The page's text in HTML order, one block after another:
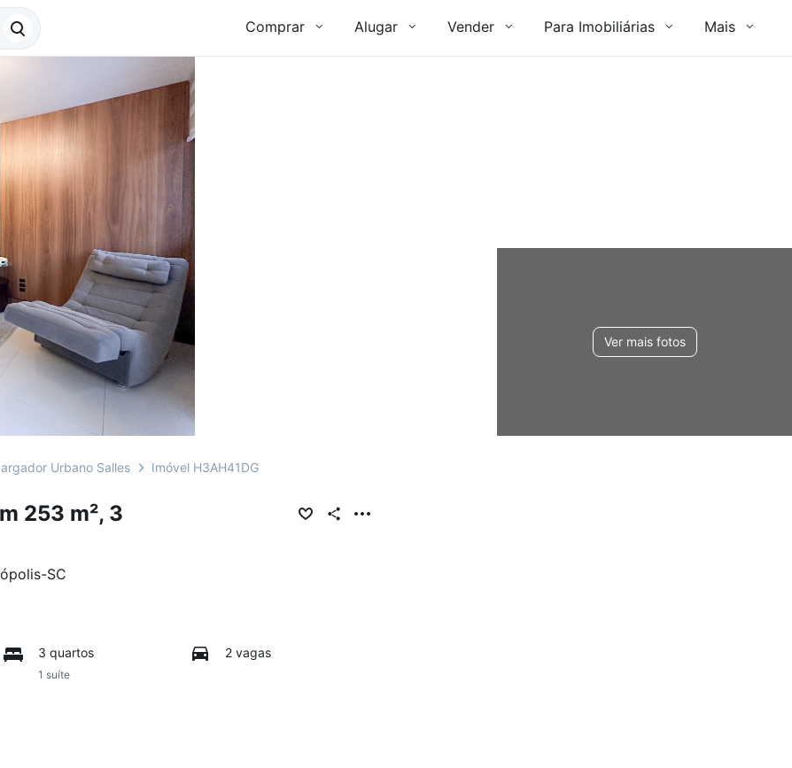
Comprar Alugar Vender Para Imobiliárias Mais
Ver mais fotos
Urbano Salles Imóvel H3AH41DG
253 m², 3
-SC
3 quartos
1 suíte
2 vagas